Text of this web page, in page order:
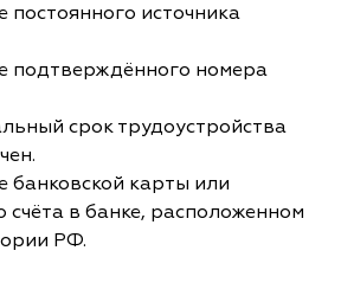
постоянного источника
подтверждённого номера
срок трудоустройства
банковской карты или
счёта в банке, расположенном
РФ.